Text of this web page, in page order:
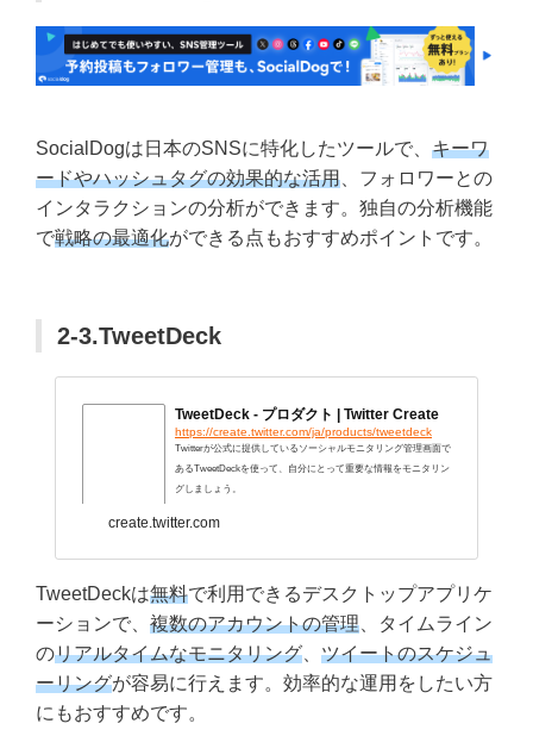
SocialDogは日本のSNSに特化したツールで、 キーワ
ードやハッシュタグの効果的な活用 、フォロワーとの
インタラクションの分析ができます。独自の分析機能
で戦略の最適化ができる点もおすすめポイントです。
2-3.TweetDeck
TweetDeck - プロダクト | Twitter Create
https://create.twitter.com/ja/products/tweetdeck
Twitterが公式に提供しているソーシャルモニタリング管理画面で
あるTweetDeckを使って、自分にとって重要な情報をモニタリン
グしましょう。
create.twitter.com
TweetDeckは無料で利用できるデスクトップアプリケ
ーションで、 複数のアカウントの管理 、タイムライン
のリアルタイムなモニタリング
ツイートのスケジュ
ーリングが容易に行えます。効率的な運用をしたい方
にもおすすめです。